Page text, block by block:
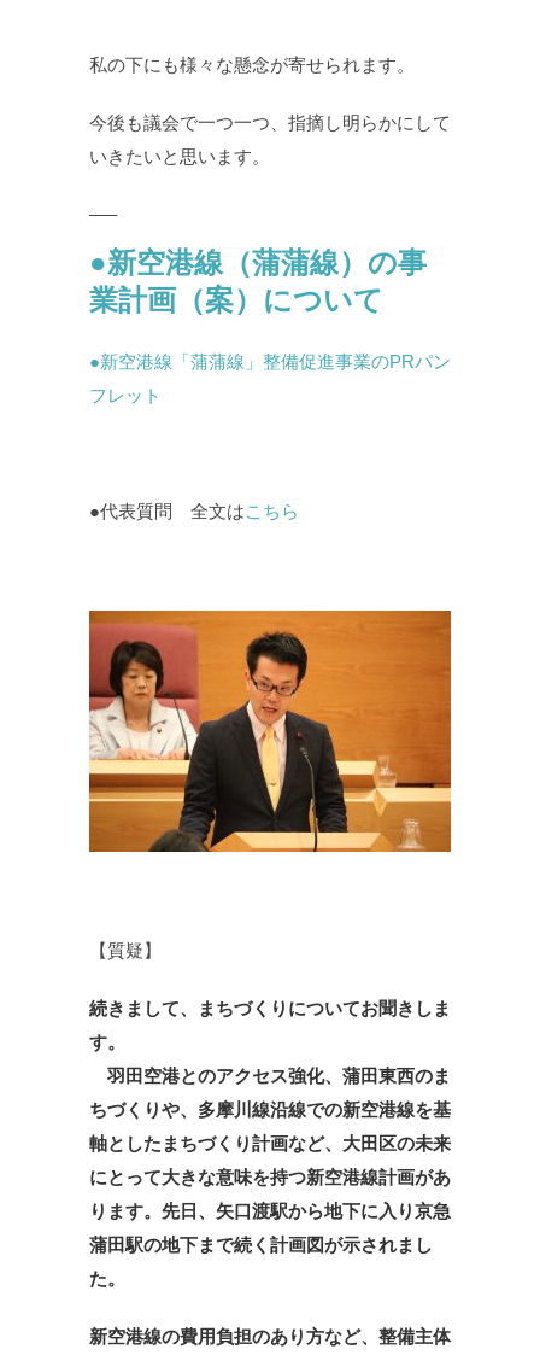
私の下にも様々な懸念が寄せられます。
今後も議会で一つ一つ、指摘し明らかにして
いきたいと思います。
—–
●新空港線（蒲蒲線）の事
業計画（案）について
●新空港線「蒲蒲線」整備促進事業のPRパン
フレット
●代表質問 全文はこちら
【質疑】
続きまして、まちづくりについてお聞きしま
す。
羽田空港とのアクセス強化、蒲田東西のま
ちづくりや、多摩川線沿線での新空港線を基
軸としたまちづくり計画など、大田区の未来
にとって大きな意味を持つ新空港線計画があ
ります。先日、矢口渡駅から地下に入り京急
蒲田駅の地下まで続く計画図が示されまし
た。
新空港線の費用負担のあり方など、整備主体